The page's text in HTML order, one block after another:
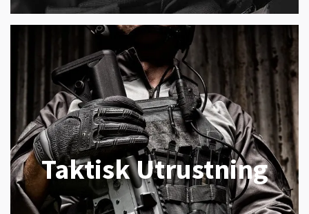
Taktisk Utrustning